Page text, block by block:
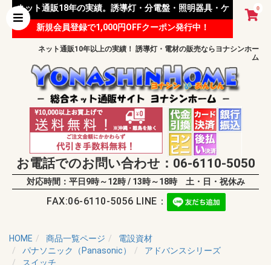
0
ネット通販18年の実績。誘導灯・分電盤・照明器具・ケ
ーブル等 様々な資材を取り扱っています。
新規会員登録で1,000円OFFクーポン発行中！
ネット通販10年以上の実績！ 誘導灯・電材の販売ならヨナシンホー
ム
お電話でのお問い合わせ：06-6110-5050
対応時間：平日9時～12時 / 13時～18時 土・日・祝休み
FAX:06-6110-5056 LINE：
HOME 商品一覧ページ
電設資材
パナソニック（Panasonic）
アドバンスシリーズ
スイッチ